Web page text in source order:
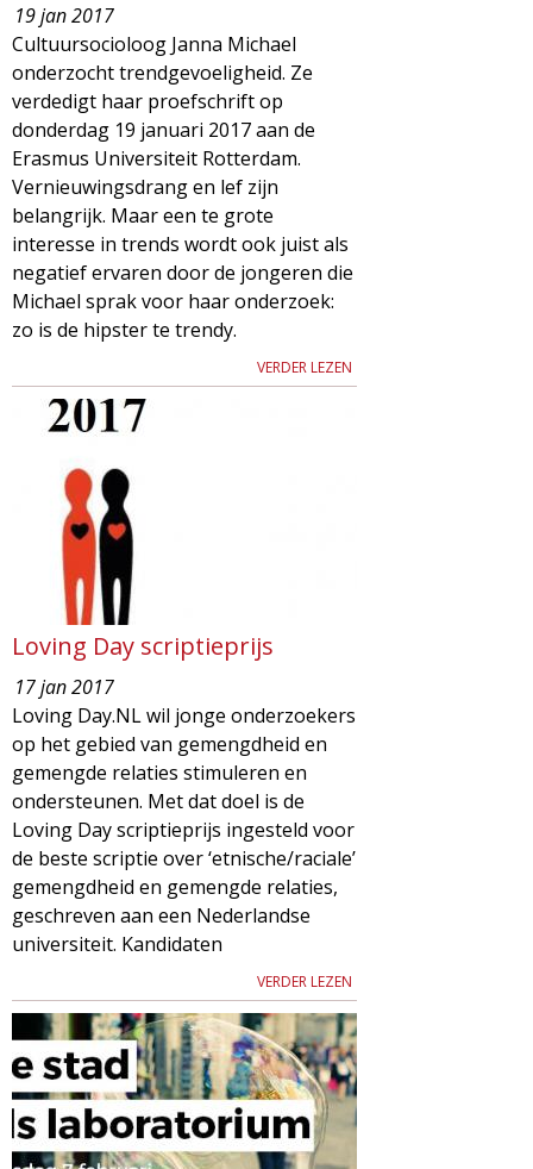
19 jan 2017
Cultuursocioloog Janna Michael
onderzocht trendgevoeligheid. Ze
verdedigt haar proefschrift op
donderdag 19 januari 2017 aan de
Erasmus Universiteit Rotterdam.
Vernieuwingsdrang en lef zijn
belangrijk. Maar een te grote
interesse in trends wordt ook juist als
negatief ervaren door de jongeren die
Michael sprak voor haar onderzoek:
zo is de hipster te trendy.
VERDER LEZEN
Loving Day scriptieprijs
17 jan 2017
Loving Day.NL wil jonge onderzoekers
op het gebied van gemengdheid en
gemengde relaties stimuleren en
ondersteunen. Met dat doel is de
Loving Day scriptieprijs ingesteld voor
de beste scriptie over ‘etnische/raciale’
gemengdheid en gemengde relaties,
geschreven aan een Nederlandse
universiteit. Kandidaten
VERDER LEZEN